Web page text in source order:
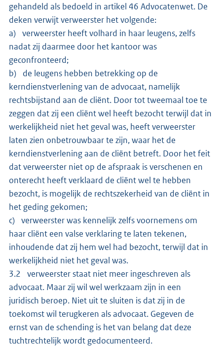
gehandeld als bedoeld in artikel 46 Advocatenwet. De
deken verwijt verweerster het volgende:
a) verweerster heeft volhard in haar leugens, zelfs
nadat zij daarmee door het kantoor was
geconfronteerd;
b) de leugens hebben betrekking op de
kerndienstverlening van de advocaat, namelijk
rechtsbijstand aan de cliënt. Door tot tweemaal toe te
zeggen dat zij een cliënt wel heeft bezocht terwijl dat in
werkelijkheid niet het geval was, heeft verweerster
laten zien onbetrouwbaar te zijn, waar het de
kerndienstverlening aan de cliënt betreft. Door het feit
dat verweerster niet op de afspraak is verschenen en
onterecht heeft verklaard de cliënt wel te hebben
bezocht, is mogelijk de rechtszekerheid van de cliënt in
het geding gekomen;
c) verweerster was kennelijk zelfs voornemens om
haar cliënt een valse verklaring te laten tekenen,
inhoudende dat zij hem wel had bezocht, terwijl dat in
werkelijkheid niet het geval was.
3.2 verweerster staat niet meer ingeschreven als
advocaat. Maar zij wil wel werkzaam zijn in een
juridisch beroep. Niet uit te sluiten is dat zij in de
toekomst wil terugkeren als advocaat. Gegeven de
ernst van de schending is het van belang dat deze
tuchtrechtelijk wordt gedocumenteerd.